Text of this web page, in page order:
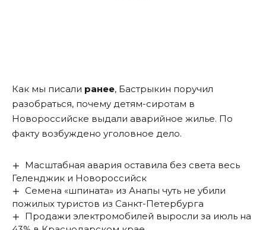
Как мы писали ранее, Бастрыкин поручил
разобраться, почему детям-сиротам в
Новороссийске выдали аварийное жилье. По
факту возбуждено уголовное дело.
Масштабная авария оставила без света весь
Геленджик и Новороссийск
Семена «шпината» из Анапы чуть не убили
пожилых туристов из Санкт-Петербурга
Продажи электромобилей выросли за июль на